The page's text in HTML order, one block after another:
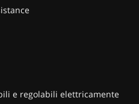
e regolabili elettricamente